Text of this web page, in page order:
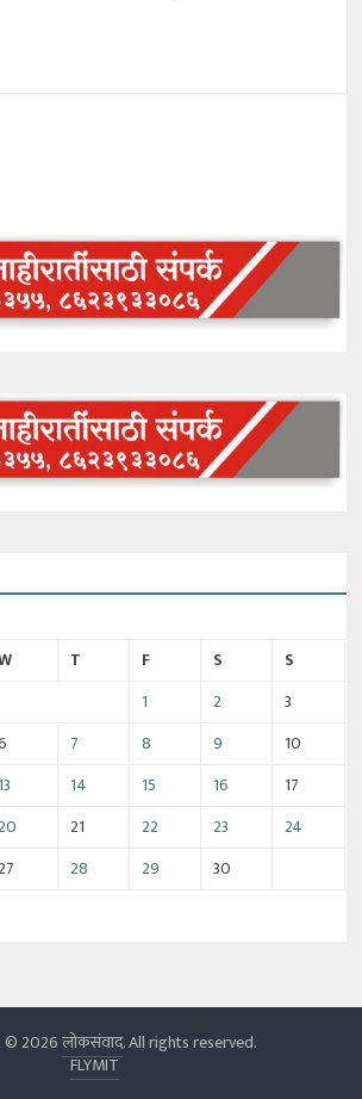
T F S
S
1
2
3
7 8 9
10
13 14 15 16
17
21 22 23
24
28 29 30
© 2026लोकसंवाद. All rights reserved.
FLYMIT